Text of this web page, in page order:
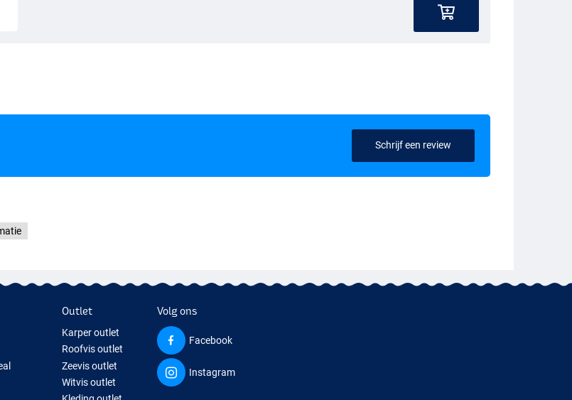
Schrijf een review
Outlet
Karper outlet
Roofvis outlet
Zeevis outlet
Witvis outlet
Volg ons
Facebook
Instagram